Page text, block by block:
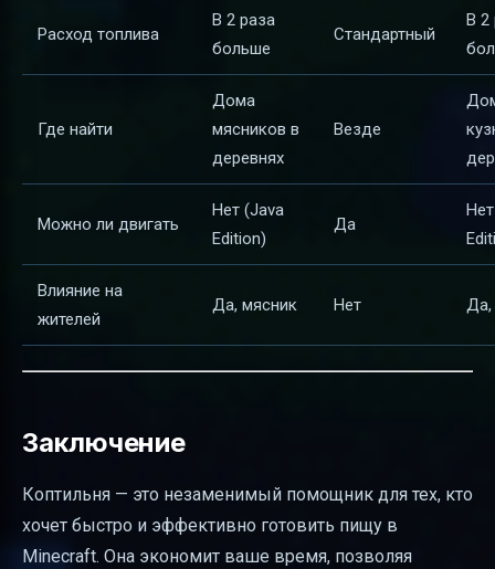
Расход топлива
В 2 раза
больше
Стандартный
В 2
Где найти
Дома
мясников в
деревнях
Везде
Можно ли двигать
Нет (Java
Edition)
Да
Влияние на
жителей
Да, мясник Нет Да,
Заключение
Коптильня — это незаменимый помощник для тех, кто
хочет быстро и эффективно готовить пищу в
Minecraft. Она экономит ваше время, позволяя